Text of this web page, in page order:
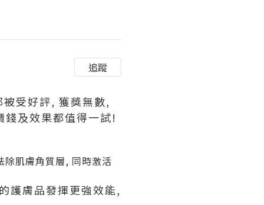
追蹤
受好評, 獲獎無數,
及效果都值得一試!
肌膚角質層, 同時激活
護膚品發揮更強效能,